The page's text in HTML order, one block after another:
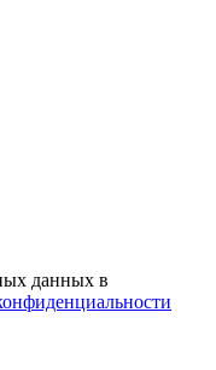
данных в